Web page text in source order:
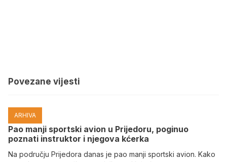
Povezane vijesti
ARHIVA
Pao manji sportski avion u Prijedoru, poginuo
poznati instruktor i njegova kćerka
Na području Prijedora danas je pao manji sportski avion. Kako